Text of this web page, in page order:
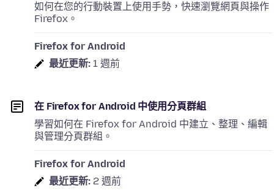
如何在您的行動裝置上使用手勢，快速瀏覽網頁與操作
Firefox。
Firefox for Android
最近更新: 1 週前
在 Firefox for Android 中使用分頁群組
學習如何在 Firefox for Android 中建立、整理、編輯
與管理分頁群組。
Firefox for Android
最近更新: 2 週前